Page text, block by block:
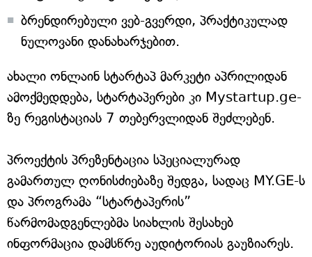
ბრენდირებული ვებ-გვერდი, პრაქტიკულად
ნულოვანი დანახარჯებით.
ახალი ონლაინ სტარტაპ მარკეტი აპრილიდან
ამოქმედდება, სტარტაპერები კი Mystartup.ge-
ზე რეგისტაციას 7 თებერვლიდან შეძლებენ.
პროექტის პრეზენტაცია სპეციალურად
გამართულ ღონისძიებაზე შედგა, სადაც MY.GE-ს
და პროგრამა “სტარტაპერის”
წარმომადგენლებმა სიახლის შესახებ
ინფორმაცია დამსწრე აუდიტორიას გაუზიარეს.